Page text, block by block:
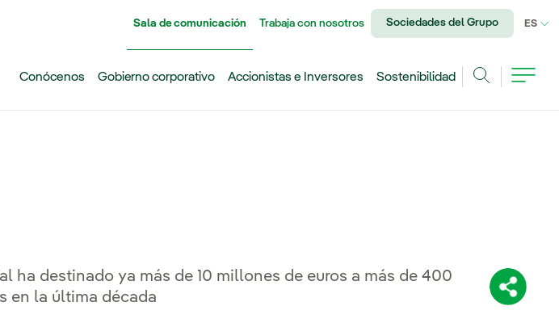
Sala de comunicación Trabaja con nosotros Sociedades del Grupo ES
Conócenos Gobierno corporativo Accionistas e Inversores
Sostenibilidad
ha destinado ya más de 10 millones de euros a más de 400
en la última década